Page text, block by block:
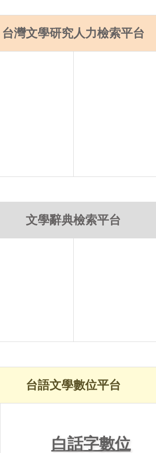
台灣文學研究人力檢索平台
文學辭典檢索平台
台語文學數位平台
白話字數位